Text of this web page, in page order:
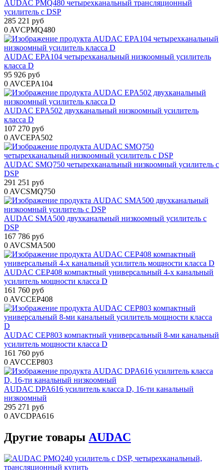
AUDAC PMQ480 четырехканальный трансляционный
усилитель с DSP
285 221 руб
0 AVCPMQ480
AUDAC EPA104 четырехканальный низкоомный усилитель
класса D
95 926 руб
0 AVCEPA104
AUDAC EPA502 двухканальный низкоомный усилитель
класса D
107 270 руб
0 AVCEPA502
AUDAC SMQ750 четырехканальный низкоомный усилитель с
DSP
291 251 руб
0 AVCSMQ750
AUDAC SMA500 двухканальный низкоомный усилитель с
DSP
167 786 руб
0 AVCSMA500
AUDAC CEP408 компактный универсальный 4-х канальный
усилитель мощности класса D
161 760 руб
0 AVCCEP408
AUDAC CEP803 компактный универсальный 8-ми канальный
усилитель мощности класса D
161 760 руб
0 AVCCEP803
AUDAC DPA616 усилитель класса D, 16-ти канальный
низкоомный
295 271 руб
0 AVCDPA616
Другие товары AUDAC